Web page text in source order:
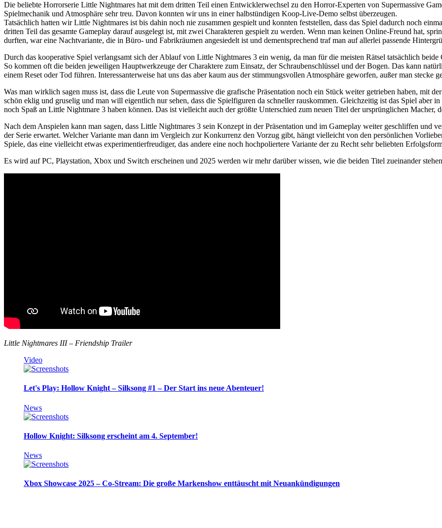
Die beliebte Horrorserie Little Nightmares hat mit dem dritten Teil einen Entwicklerwechsel zu den Horror-Experten von Supermassive
Spielmechanik und Atmosphäre sehr treu. Davon konnten wir uns in einer halbstündigen Koop-Live-Demo selbst überzeugen.
Tatsächlich hatten wir Little Nightmares ist bis dahin noch nie zusammen gespielt und konnten feststellen, dass das Spiel dadurch noch
dritten Teil das gesamte Gameplay darauf ausgelegt ist, mit zwei Charakteren gespielt zu werden. Wenn man keinen Online-Freund hat,
durften, war eine Nachtvariante, die in Büro- und Fabrikräumen angesiedelt ist und dementsprechend traf man auf allerlei passende
Durch das kooperative Spiel verlangsamt sich der Ablauf von Little Nightmares 3 ein wenig, da man für die meisten Rätsel tatsächlich
So kommen oft die beiden jeweiligen Hauptwerkzeuge der Charaktere zum Einsatz, der Schraubenschlüssel und der Bogen. Das kann
einem Reset oder Tod führen. Interessanterweise hat uns das aber kaum aus der stimmungsvollen Atmosphäre geworfen, außer man stecke
Was man wirklich sagen muss ist, dass die Leute von Supermassive die grafische Präsentation noch ein Stück weiter getrieben haben, mit
schön eklig und gruselig und man will eigentlich nur sehen, dass die Spielfiguren da schneller rauskommen. Gleichzeitig ist das Spiel aber
noch Spaß an Little Nightmare 3 haben können. Das ist vielleicht auch der größte Unterschied zum neuen Titel der ursprünglichen Macher,
Nach dem Anspielen kann man sagen, dass Little Nightmares 3 sein Konzept in der Präsentation und im Gameplay weiter geschliffen und
der Serie erwartet. Welcher Variante man dann im Vergleich zur Konkurrenz den Vorzug gibt, hängt vielleicht von den persönlichen
Spiele, das eine vielleicht etwas experimentierfreudiger, das andere eine noch hochpoliertere Variante der zu Recht sehr beliebten
Es wird auf PC, Playstation, Xbox und Switch erscheinen und 2025 werden wir mehr darüber wissen, wie die beiden Titel zueinander
Little Nightmares III – Friendship Trailer
Video
Let's Play: Hollow Knight – Silksong #1 – Der Start ins neue Abenteuer!
News
Hollow Knight: Silksong erscheint am 4. September!
News
Xbox Showcase 2025 – Co-Stream: Die große Markenshow enttäuscht mit Neuankündigungen